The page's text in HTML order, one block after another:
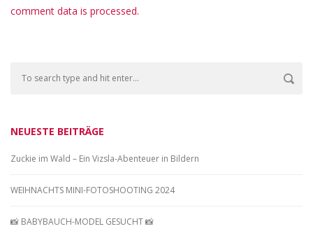
comment data is processed.
NEUESTE BEITRÄGE
Zuckie im Wald – Ein Vizsla-Abenteuer in Bildern
WEIHNACHTS MINI-FOTOSHOOTING 2024
📸 BABYBAUCH-MODEL GESUCHT 📸